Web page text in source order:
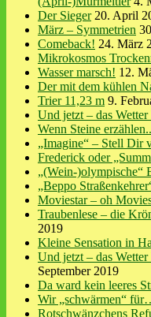
Der Sieger 20. April
März – Symmetrien
Comeback! 24. März
Mikrokosmos
Wasser marsch! 12.
Der mit dem kühlen
Trier 11,23 m 9.
Und jetzt – das
Wenn Steine erzählen..
„Imagine“ – Stell Dir
Frederick oder
„(Wein-)olympische“
„Beppo
Moviestar – oh
Traubenlese – die
2019
Kleine Sensation in
Und jetzt – das
September 2019
Da ward kein leeres
Wir „schwärmen“
Rotschwänzchens